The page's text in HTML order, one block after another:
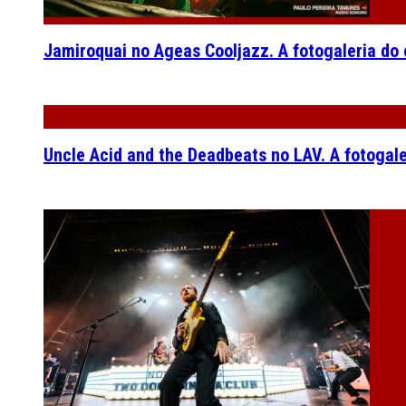
Jamiroquai no Ageas Cooljazz. A fotogaleria do
Uncle Acid and the Deadbeats no LAV. A